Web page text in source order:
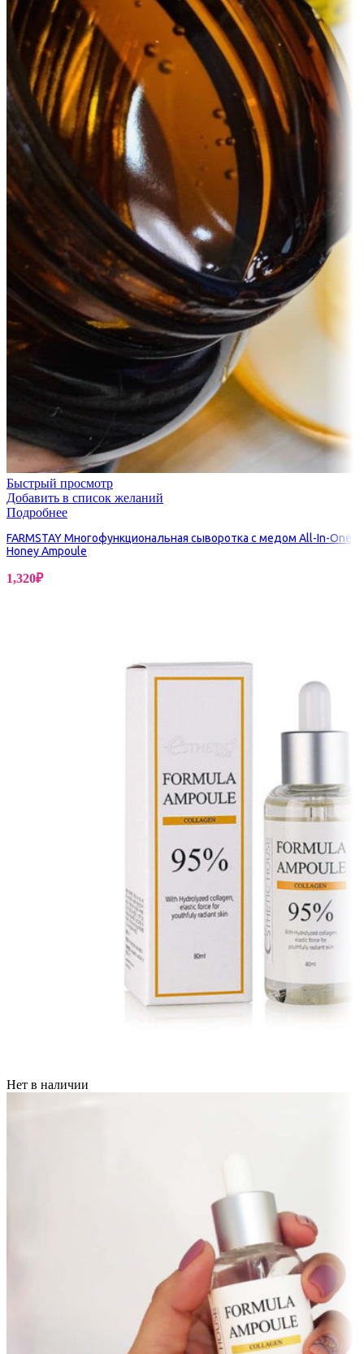
Быстрый просмотр
Добавить в список желаний
Подробнее
FARMSTAY Многофункциональная сыворотка с медом All-In-One
Honey Ampoule
1,320₽
Нет в наличии